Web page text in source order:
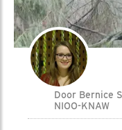
Door Bernice
NIOO-KNAW